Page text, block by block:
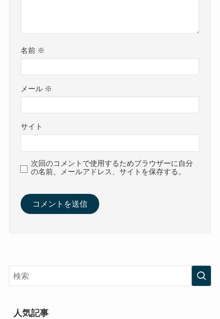
名前 ※
メール ※
サイト
次回のコメントで使用するためブラウザーに自分
の名前、メールアドレス、サイトを保存する。
人気記事